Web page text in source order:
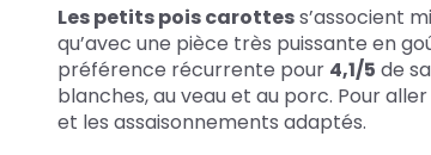
Les petits pois carottess’associent
qu’avec une pièce très puissante en
préférence récurrente pour 4,1/5 de
blanches, au veau et au porc. Pour
et les assaisonnements adaptés.